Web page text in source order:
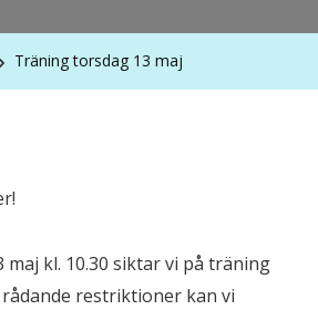
Träning torsdag 13 maj
maj kl. 10.30 siktar vi på träning
restriktioner kan vi